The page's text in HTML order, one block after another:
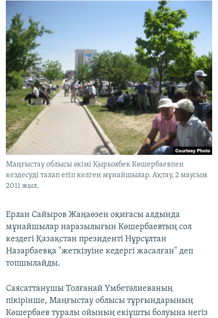
Маңғыстау облысы әкімі Қырымбек Көшербаевпен
кездесуді талап етіп келген мұнайшылар. Ақтау, 2 маусым
2011 жыл.
Ерлан Сайыров Жаңаөзен оқиғасы алдында
мұнайшылар наразылығын Көшербаевтың сол
кездегі Қазақстан президенті Нұрсұлтан
Назарбаевқа "жеткізуіне кедергі жасалған" деп
топшылайды.
Саясаттанушы Толғанай Үмбетәлиеваның
пікірінше, Маңғыстау облысы тұрғындарының
Көшербаев туралы ойының екіұшты болуына негіз